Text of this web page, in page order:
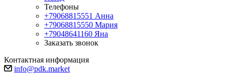
Телефоны
+79068815551 Анна
+79068815550 Мария
+79048641160 Яна
Заказать звонок
Контактная информация
info@pdk.market